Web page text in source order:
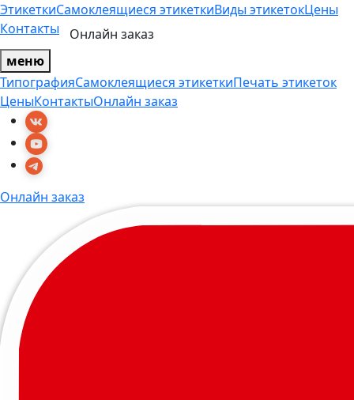
ЭтикеткиСамоклеящиеся этикеткиВиды этикетокЦены
Контакты
Онлайн заказ
меню
ТипографияСамоклеящиеся этикеткиПечать этикеток
ЦеныКонтактыОнлайн заказ
Онлайн заказ